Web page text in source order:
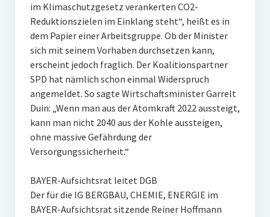
im Klimaschutzgesetz verankerten CO2-
Reduktionszielen im Einklang steht“, heißt es in
dem Papier einer Arbeitsgruppe. Ob der Minister
sich mit seinem Vorhaben durchsetzen kann,
erscheint jedoch fraglich. Der Koalitionspartner
SPD hat nämlich schon einmal Widerspruch
angemeldet. So sagte Wirtschaftsminister Garrelt
Duin: „Wenn man aus der Atomkraft 2022 aussteigt,
kann man nicht 2040 aus der Kohle aussteigen,
ohne massive Gefährdung der
Versorgungssicherheit.“
BAYER-Aufsichtsrat leitet DGB
Der für die IG BERGBAU, CHEMIE, ENERGIE im
BAYER-Aufsichtsrat sitzende Reiner Hoffmann